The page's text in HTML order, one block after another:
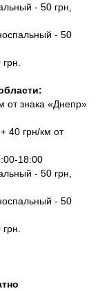
- 50 грн,
- 50
от знака «Днепр»
40 грн/км от
18:00
- 50 грн,
- 50